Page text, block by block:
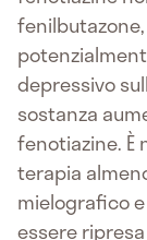
depressivo
sostanza
fenotiazine. È
terapia
mielografico
essere